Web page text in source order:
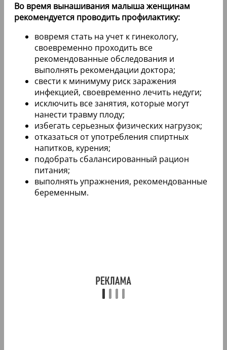
Во время вынашивания малыша женщинам
рекомендуется проводить профилактику:
вовремя стать на учет к гинекологу,
своевременно проходить все
рекомендованные обследования и
выполнять рекомендации доктора;
свести к минимуму риск заражения
инфекцией, своевременно лечить недуги;
исключить все занятия, которые могут
нанести травму плоду;
избегать серьезных физических нагрузок;
отказаться от употребления спиртных
напитков, курения;
подобрать сбалансированный рацион
питания;
выполнять упражнения, рекомендованные
беременным.